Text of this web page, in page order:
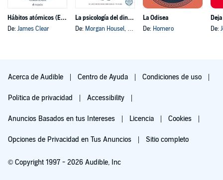
Hábitos atómicos (Español neutro)
De: James Clear
La psicología del dinero
De: Morgan Housel, y otros
La Odisea
De: Homero
De:
Acerca de Audible Centro de Ayuda Condiciones de uso
Política de privacidad Accessibility
Anuncios Basados en tus Intereses Licencia Cookies
Opciones de Privacidad en Tus Anuncios Sitio completo
© Copyright 1997 - 2026 Audible, Inc